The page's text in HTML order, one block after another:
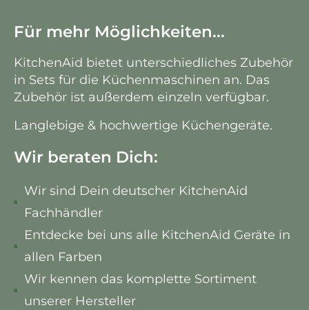
Für mehr Möglichkeiten...
KitchenAid bietet unterschiedliches Zubehör
in Sets für die Küchenmaschinen an. Das
Zubehör ist außerdem einzeln verfügbar.
Langlebige & hochwertige Küchengeräte.
Wir beraten Dich:
Wir sind Dein deutscher KitchenAid
Fachhändler
Entdecke bei uns alle KitchenAid Geräte in
allen Farben
Wir kennen das komplette Sortiment
unserer Hersteller